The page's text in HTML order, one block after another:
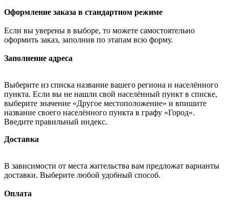
Оформление заказа в стандартном режиме
Если вы уверены в выборе, то можете самостоятельно
оформить заказ, заполнив по этапам всю форму.
Заполнение адреса
Выберите из списка название вашего региона и населённого
пункта. Если вы не нашли свой населённый пункт в списке,
выберите значение «Другое местоположение» и впишите
название своего населённого пункта в графу «Город».
Введите правильный индекс.
Доставка
В зависимости от места жительства вам предложат варианты
доставки. Выберите любой удобный способ.
Оплата